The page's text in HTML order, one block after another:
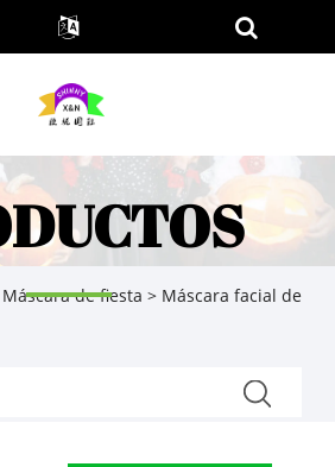
Máscara de fiesta > Máscara facial de